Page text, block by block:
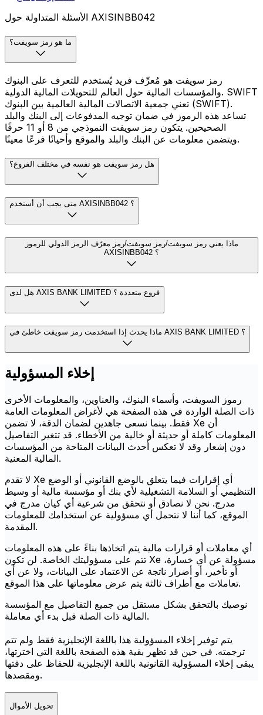
الأسئلة المتداولة حول AXISINBB042
ما هو رمز سويفت؟
رمز سويفت هو مُعرِّف فريد يُستخدم للتعرف على البنوك
والمؤسسات المالية حول العالم للتحويلات المالية الدولية. SWIFT
تعني جمعية الاتصالات المالية العالمية بين البنوك (SWIFT).
تساعد هذه الرموز في ضمان توجيه المدفوعات إلى البنك والبلد
الصحيحين. يتكون رمز سويفت النموذجي من 8 أو 11 حرفًا
ويتضمن معلومات عن البنك والبلد والموقع وأحيانًا فرعًا معينًا.
هل رمز سويفت هو نفسه في مختلف الفروع؟
متى يجب أن أستخدم AXISINBB042 ؟
ماذا يعني رمز سويفت/رمز سويفت/رمز معرّف الرمز الدولي للرموز
AXISINBB042 ؟
هل لدى AXIS BANK LIMITED فروع متعددة ؟
ماذا يحدث إذا استخدمت رمز سويفت خاطئ في AXIS BANK LIMITED ؟
إخلاء المسؤولية
رموز السويفت، وأسماء البنوك، والعناوين، والمعلومات الأخرى
ذات الصلة الواردة في هذه الصفحة هي لأغراض المعلومات العامة
فقط. بينما نسعى جاهدين لضمان الدقة، لا تضمن Xe أن
المعلومات كاملة أو حديثة أو خالية من الأخطاء. قد تتغير التفاصيل
دون إشعار وقد لا تعكس أحدث البيانات المتاحة من المؤسسات
المالية المعنية.
لا تقدم Xe أي إقرارات فيما يتعلق بالوضع القانوني أو الوضع
التنظيمي أو السلامة التشغيلية لأي بنك أو مؤسسة مالية أو وسيط
مدرج. نحن لا نصادق أو نتحقق من شرعية أي كيان مدرج في
الموقع، كما أننا لا نتحمل أي مسؤولية عن استخدامك للمعلومات
المقدمة.
أي معاملات أو قرارات مالية يتم اتخاذها بناءً على هذه المعلومات
تتم على مسؤوليتك الخاصة. لن تكون Xe مسؤولة عن أي خسارة،
أو تأخير، أو أضرار ناتجة عن الاعتماد على البيانات، ولا عن أي
تعاملات مع أطراف ثالثة يتم عرض معلوماتها على هذا الموقع.
نوصيك بالتحقق بشكل مستقل من جميع التفاصيل مع المؤسسة
المالية ذات الصلة قبل بدء أي معاملة.
يتم توفير إخلاء المسؤولية هذا باللغة الإنجليزية فقط ولم تتم
ترجمته. في حين قد تظهر بقية هذه الصفحة باللغة التي اخترتها،
يبقى إخلاء المسؤولية القانونية باللغة الإنجليزية للحفاظ على دقتها
ومقصدها.
تحويل الأموال